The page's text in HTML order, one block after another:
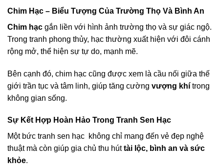
Chim Hạc – Biểu Tượng Của Trường Thọ Và Bình An
Chim hạc gắn liền với hình ảnh trường thọ và sự giác ngộ.
Trong tranh phong thủy, hạc thường xuất hiện với đôi cánh
rộng mở, thể hiện sự tự do, mạnh mẽ.
Bên cạnh đó, chim hạc cũng được xem là cầu nối giữa thế
giới trần tục và tâm linh, giúp tăng cường vượng khí trong
không gian sống.
Sự Kết Hợp Hoàn Hảo Trong Tranh Sen Hạc
Một bức tranh sen hạc không chỉ mang đến vẻ đẹp nghệ
thuật mà còn giúp gia chủ thu húttài lộc, bình an và sức
khỏe.